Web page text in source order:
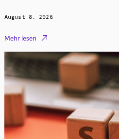
August 8, 2026
Mehr lesen 